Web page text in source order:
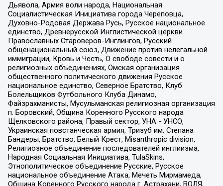
Дьявола, Армия воли народа, Национальная
Социалистическая Инициатива города Череповца,
Духовно-Родовая Держава Русь, Русское национальное
единство, Древнерусской Инглистической церкви
Православных Староверов-Инглингов, Русский
общенациональный союз, Движение против нелегальной
иммиграции, Кровь и Честь, О свободе совести и о
религиозных объединениях, Омская организация
общественного политического движения Русское
национальное единство, Северное Братство, Клуб
Болельщиков Футбольного Клуба Динамо,
Файзрахманисты, Мусульманская религиозная организация
п. Боровский, Община Коренного Русского народа
Щелковского района, Правый сектор, УНА - УНСО,
Украинская повстанческая армия, Тризуб им. Степана
Бандеры, Братство, Белый Крест, Misanthropic division,
Религиозное объединение последователей инглиизма,
Народная Социальная Инициатива, TulaSkins,
Этнополитическое объединение Русские, Русское
национальное объединение Атака, Мечеть Мирмамеда,
Община Коренного Русского народа г. Астрахани, ВОЛЯ,